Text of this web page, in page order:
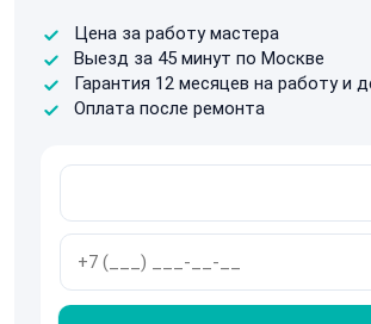
Цена за работу мастера
Выезд за 45 минут по Москве
Гарантия 12 месяцев на работу и
Оплата после ремонта